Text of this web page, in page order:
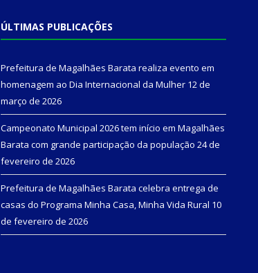
ÚLTIMAS PUBLICAÇÕES
Prefeitura de Magalhães Barata realiza evento em
homenagem ao Dia Internacional da Mulher 12 de
março de 2026
Campeonato Municipal 2026 tem início em Magalhães
Barata com grande participação da população 24 de
fevereiro de 2026
Prefeitura de Magalhães Barata celebra entrega de
casas do Programa Minha Casa, Minha Vida Rural 10
de fevereiro de 2026